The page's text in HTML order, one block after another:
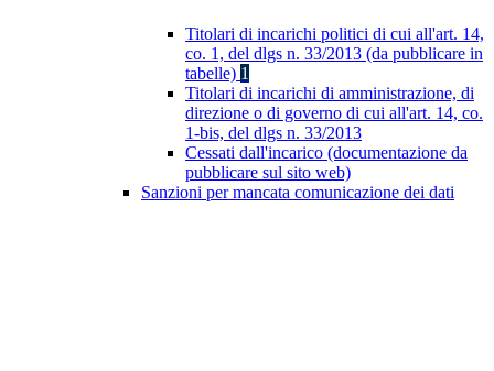
Titolari di incarichi politici di cui all'art. 14,
co. 1, del dlgs n. 33/2013 (da pubblicare in
tabelle) 1
Titolari di incarichi di amministrazione, di
direzione o di governo di cui all'art. 14, co.
1-bis, del dlgs n. 33/2013
Cessati dall'incarico (documentazione da
pubblicare sul sito web)
Sanzioni per mancata comunicazione dei dati